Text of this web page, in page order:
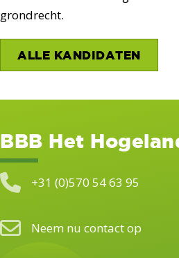
grondrecht.
ALLE KANDIDATEN
BBB Het
+31 (0)570 54 63 95
Neem nu contact op